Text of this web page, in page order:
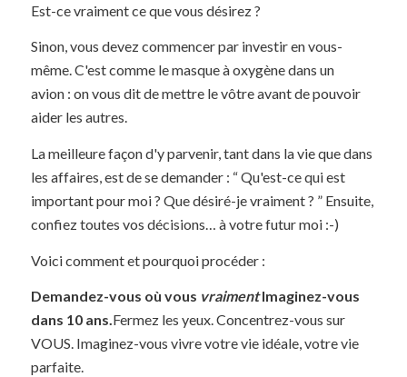
Est-ce vraiment ce que vous désirez ?
Sinon, vous devez commencer par investir en vous-
même. C'est comme le masque à oxygène dans un
avion : on vous dit de mettre le vôtre avant de pouvoir
aider les autres.
La meilleure façon d'y parvenir, tant dans la vie que dans
les affaires, est de se demander : “ Qu'est-ce qui est
important pour moi ? Que désiré-je vraiment ? ” Ensuite,
confiez toutes vos décisions… à votre futur moi :-)
Voici comment et pourquoi procéder :
Demandez-vous où vous vraimentImaginez-vous
dans 10 ans.Fermez les yeux. Concentrez-vous sur
VOUS. Imaginez-vous vivre votre vie idéale, votre vie
parfaite.